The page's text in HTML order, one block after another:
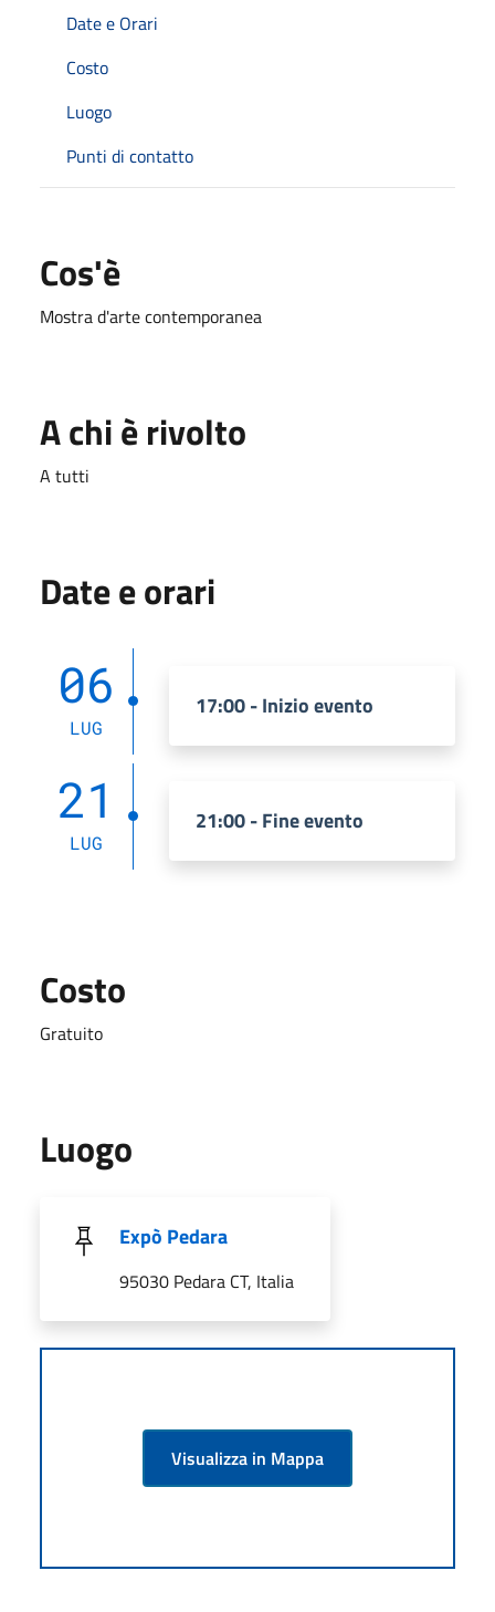
Date e Orari
Costo
Luogo
Punti di contatto
Cos'è
Mostra d'arte contemporanea
A chi è rivolto
A tutti
Date e orari
06
LUG
17:00 - Inizio evento
21
LUG
21:00 - Fine evento
Costo
Gratuito
Luogo
Expò Pedara
95030 Pedara CT, Italia
Visualizza in Mappa